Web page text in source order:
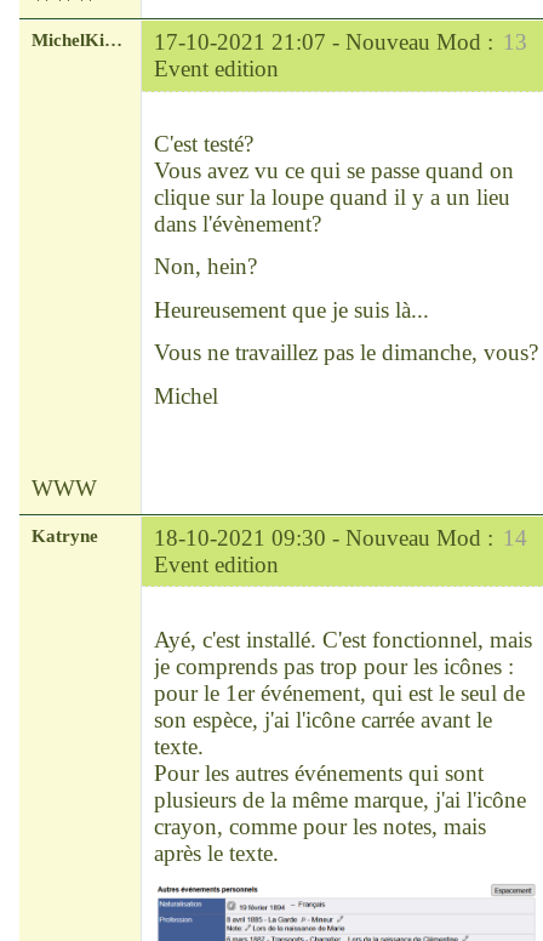
13
MichelKirsch 17-10-2021 21:07 - Nouveau Mod :
Event edition
C'est testé?
Vous avez vu ce qui se passe quand on
clique sur la loupe quand il y a un lieu
dans l'évènement?
Non, hein?
Heureusement que je suis là...
Vous ne travaillez pas le dimanche, vous?
Michel
WWW
14
Katryne 18-10-2021 09:30 - Nouveau Mod :
Event edition
Ayé, c'est installé. C'est fonctionnel, mais
je comprends pas trop pour les icônes :
pour le 1er événement, qui est le seul de
son espèce, j'ai l'icône carrée avant le
texte.
Pour les autres événements qui sont
plusieurs de la même marque, j'ai l'icône
crayon, comme pour les notes, mais
après le texte.